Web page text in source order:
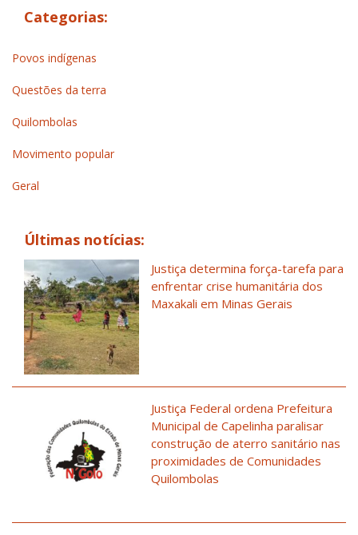
Categorias:
Povos indígenas
Questões da terra
Quilombolas
Movimento popular
Geral
Últimas notícias:
Justiça determina força-tarefa para
enfrentar crise humanitária dos
Maxakali em Minas Gerais
Justiça Federal ordena Prefeitura
Municipal de Capelinha paralisar
construção de aterro sanitário nas
proximidades de Comunidades
Quilombolas